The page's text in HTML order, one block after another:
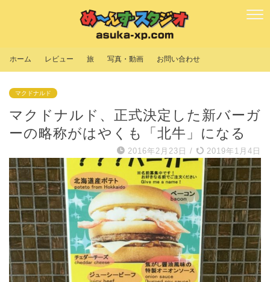
ホーム レビュー 旅 写真・動画 お問い合わせ
マクドナルド
マクドナルド、正式決定した新バーガ
ーの略称がはやくも「北牛」になる
2016年2月23日 / 2019年1月4日